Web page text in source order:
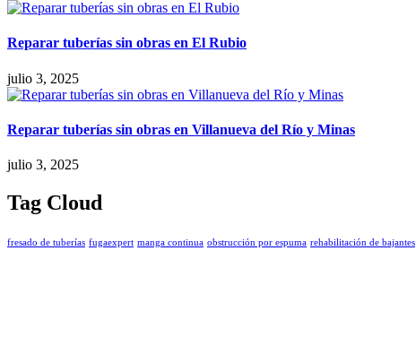
Reparar tuberías sin obras en El Rubio
julio 3, 2025
Reparar tuberías sin obras en Villanueva del Río y Minas
julio 3, 2025
Tag Cloud
fresado de tuberías fugaexpert manga continua obstrucción por espuma rehabilitación de bajantes